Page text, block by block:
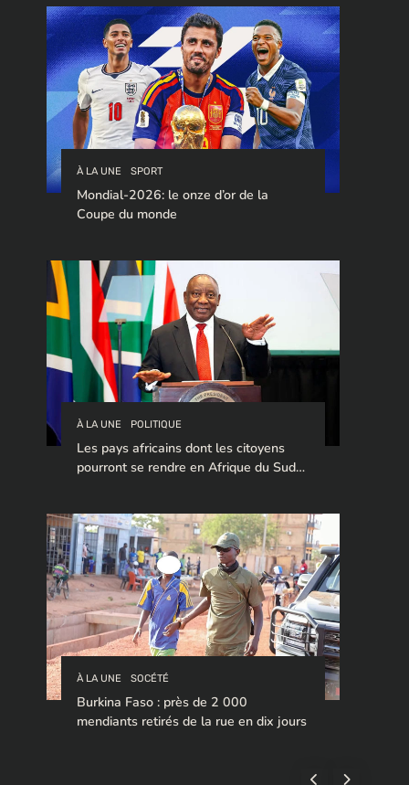
À LA UNE SPORT
Mondial-2026: le onze d’or de la
Coupe du monde
À LA UNE POLITIQUE
Les pays africains dont les citoyens
pourront se rendre en Afrique du Sud
À LA UNE SOCÉTÉ
Burkina Faso : près de 2 000
mendiants retirés de la rue en dix jours